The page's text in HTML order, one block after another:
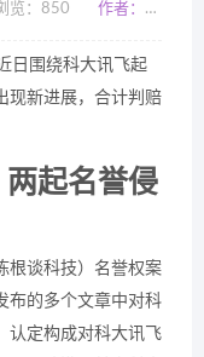
览： 850 作者：小编
日围绕科大讯飞起
现新进展，合计判赔
两起名誉侵
根谈科技）名誉权案
布的多个文章中对科
认定构成对科大讯飞